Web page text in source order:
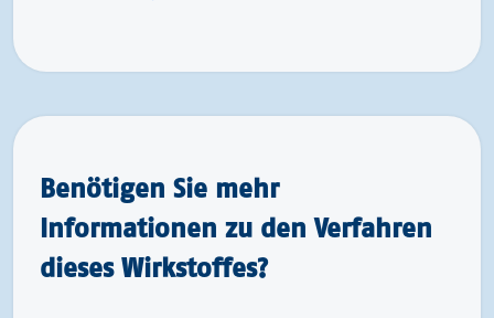
Benötigen Sie mehr
Informationen zu den Verfahren
dieses Wirkstoffes?